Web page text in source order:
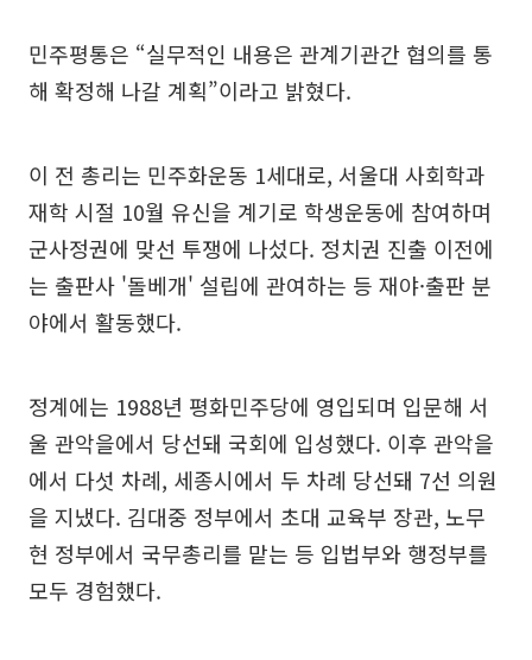
민주평통은 “실무적인 내용은 관계기관간 협의를 통
해 확정해 나갈 계획”이라고 밝혔다.
이 전 총리는 민주화운동 1세대로, 서울대 사회학과
재학 시절 10월 유신을 계기로 학생운동에 참여하며
군사정권에 맞선 투쟁에 나섰다. 정치권 진출 이전에
는 출판사 '돌베개' 설립에 관여하는 등 재야·출판 분
야에서 활동했다.
정계에는 1988년 평화민주당에 영입되며 입문해 서
울 관악을에서 당선돼 국회에 입성했다. 이후 관악을
에서 다섯 차례, 세종시에서 두 차례 당선돼 7선 의원
을 지냈다. 김대중 정부에서 초대 교육부 장관, 노무
현 정부에서 국무총리를 맡는 등 입법부와 행정부를
모두 경험했다.